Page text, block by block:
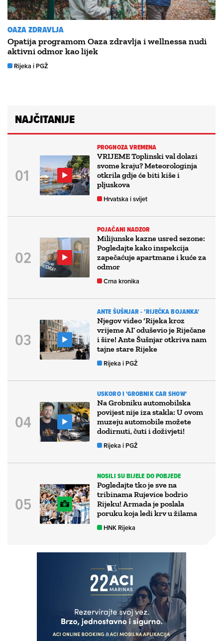
OAZA ZDRAVLJA
Opatija programom Oaza zdravlja i wellnessa nudi
aktivni odmor kao lijek
Rijeka i PGŽ
NAJČITANIJE
PROGNOZA VREMENA
VRIJEME Toplinski val dolazi
svome kraju? Meteorologinja
otkrila gdje će biti kiše i
pljuskova
Hrvatska i svijet
POJAČANI NADZOR
Milijunske kazne usred sezone:
Pogledajte kako inspekcija
zapečaćuje apartmane i kuće za
odmor
Crna kronika
ANTE ŠUŠNJAR - 'RIJEČKA BOJANKA'
Njegov video ‘Rijeka kroz
vrijeme AI’ oduševio je Riječane
i šire! Ante Šušnjar otkriva nam
tajne stare Rijeke
Rijeka i PGŽ
USKORO I 'GROBNIK CAR SHOW'
Na Grobniku automobilska
povijest nije iza stakla: U ovom
muzeju automobile možete
dodirnuti, čuti i doživjeti!
Rijeka i PGŽ
NOSILI SU BIJELE DO POBJEDE
Pogledajte tko je sve na
tribinama Rujevice bodrio
Rijeku! Armada je poslala
poruku koja ledi krv u žilama
HNK Rijeka